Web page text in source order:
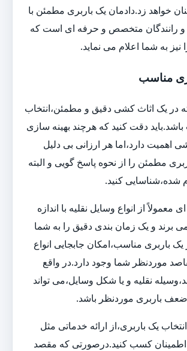
خواهد زد.دادمان یک باربری مطمئن با
و رانندگان متخصص و حرفه ای است که
به شما اعلام می نماید.
مناسب
در یک اثاث کشی دقیق و مطمئن،انتخاب
دقت کنید که هرچند بهینه سازی
اهمیت دارد،اما هر ارزانی بی دلیل
مطمئن را از نحوه پاسخ گویی و البته
شده،شناسایی کنید.
معمولاً از انواع وسایل نقلیه با اندازه
برند و یک زمان بندی دقیق را به شما
یک باربری مناسب،امکان جابجایی انواع
موردنظر شما وجود دارد.در واقع
نقلیه و یا شکل وسایل،می تواند
ضعف باربری موردنظر باشد.
یک باربری،از ارائه خدماتی مثل
اطمینان کسب کنید.درصورتی که مقصد